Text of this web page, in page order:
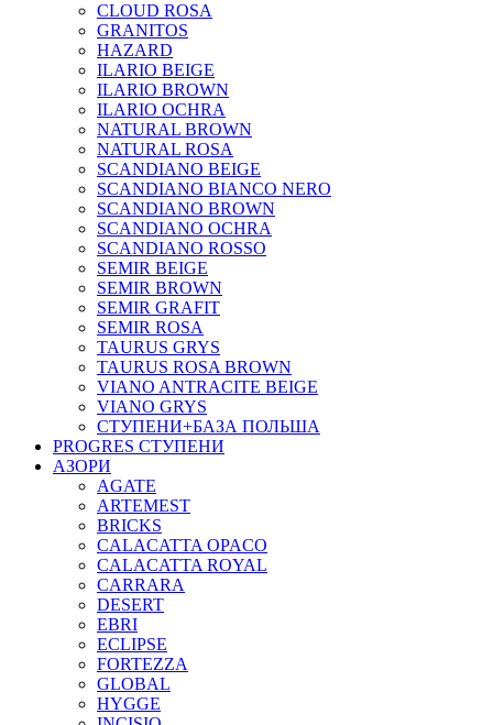
CLOUD ROSA
GRANITOS
HAZARD
ILARIO BEIGE
ILARIO BROWN
ILARIO OCHRA
NATURAL BROWN
NATURAL ROSA
SCANDIANO BEIGE
SCANDIANO BIANCO NERO
SCANDIANO BROWN
SCANDIANO OCHRA
SCANDIANO ROSSO
SEMIR BEIGE
SEMIR BROWN
SEMIR GRAFIT
SEMIR ROSA
TAURUS GRYS
TAURUS ROSA BROWN
VIANO ANTRACITE BEIGE
VIANO GRYS
СТУПЕНИ+БАЗА ПОЛЬША
PROGRES СТУПЕНИ
АЗОРИ
AGATE
ARTEMEST
BRICKS
CALACATTA OPACO
CALACATTA ROYAL
CARRARA
DESERT
EBRI
ECLIPSE
FORTEZZA
GLOBAL
HYGGE